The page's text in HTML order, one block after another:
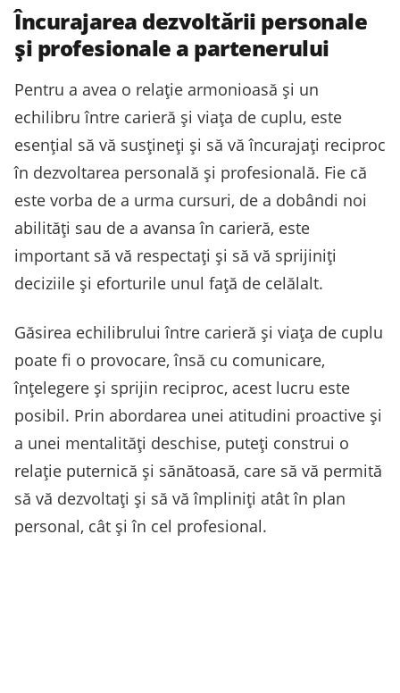
Încurajarea dezvoltării personale
și profesionale a partenerului
Pentru a avea o relație armonioasă și un
echilibru între carieră și viața de cuplu, este
esențial să vă susțineți și să vă încurajați reciproc
în dezvoltarea personală și profesională. Fie că
este vorba de a urma cursuri, de a dobândi noi
abilități sau de a avansa în carieră, este
important să vă respectați și să vă sprijiniți
deciziile și eforturile unul față de celălalt.
Găsirea echilibrului între carieră și viața de cuplu
poate fi o provocare, însă cu comunicare,
înțelegere și sprijin reciproc, acest lucru este
posibil. Prin abordarea unei atitudini proactive și
a unei mentalități deschise, puteți construi o
relație puternică și sănătoasă, care să vă permită
să vă dezvoltați și să vă împliniți atât în plan
personal, cât și în cel profesional.